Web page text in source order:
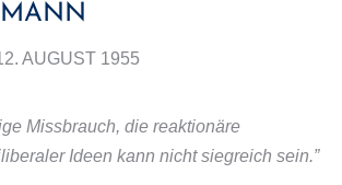
AUGUST 1955
Missbrauch, die reaktionäre
Ideen kann nicht siegreich sein.”